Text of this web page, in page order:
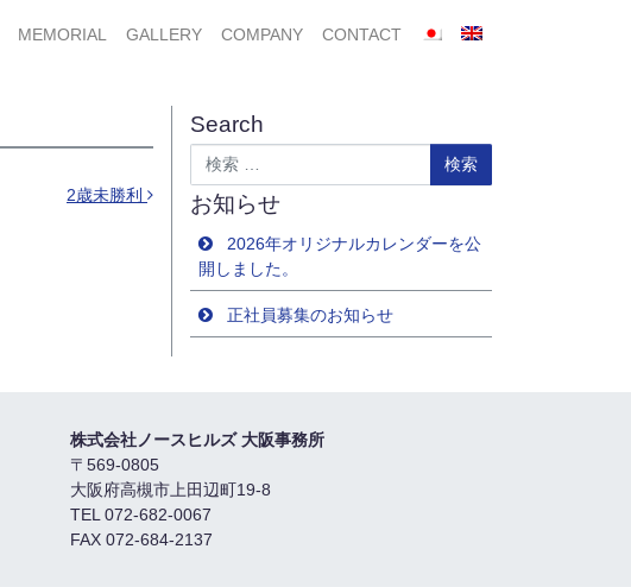
MEMORIAL GALLERY COMPANY CONTACT
2歳未勝利
Search
検索
お知らせ
2026年オリジナルカレンダーを公
開しました。
正社員募集のお知らせ
株式会社ノースヒルズ 大阪事務所
〒569-0805
大阪府高槻市上田辺町19-8
TEL 072-682-0067
FAX 072-684-2137